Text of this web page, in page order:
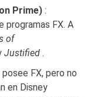
Prime) :
programas FX. A
of
Justified .
posee FX, pero no
en Disney